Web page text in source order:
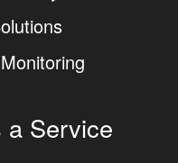
a Service